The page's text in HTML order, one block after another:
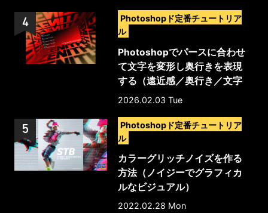
Photoshopド定番チュートリア
ル
Photoshopでパースに合わせ
て文字を変形し奥行きを表現
する（遠近感／奥行き／文字
加工）
2026.02.03 Tue
Photoshopド定番チュートリア
ル
カラーグリッチノイズを作る
方法（ノイジーでグラフィカ
ルなビジュアル）
2022.02.28 Mon